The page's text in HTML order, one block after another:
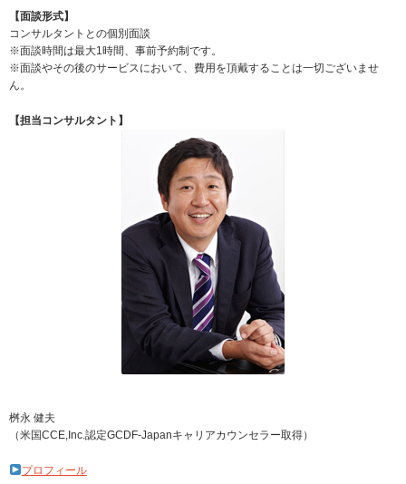
【面談形式】
コンサルタントとの個別面談
※面談時間は最大1時間、事前予約制です。
※面談やその後のサービスにおいて、費用を頂戴することは一切ございませ
ん。
【担当コンサルタント】
桝永 健夫
（米国CCE,Inc.認定GCDF-Japanキャリアカウンセラー取得）
プロフィール